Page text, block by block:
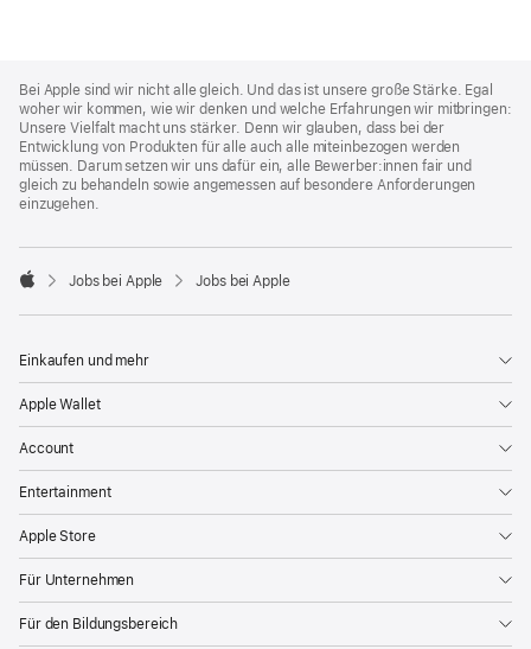
Footer
Bei Apple sind wir nicht alle gleich. Und das ist unsere große Stärke. Egal
woher wir kommen, wie wir denken und welche Erfahrungen wir mitbringen:
Unsere Vielfalt macht uns stärker. Denn wir glauben, dass bei der
Entwicklung von Produkten für alle auch alle miteinbezogen werden
müssen. Darum setzen wir uns dafür ein, alle Bewerber:innen fair und
gleich zu behandeln sowie angemessen auf besondere Anforderungen
einzugehen.

Jobs bei Apple Jobs bei Apple
Einkaufen und mehr
Apple Wallet
Account
Entertainment
Apple Store
Für Unternehmen
Für den Bildungsbereich